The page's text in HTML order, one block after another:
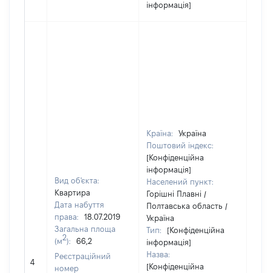
інформація]
4
Вид об'єкта:
Квартира
Дата набуття
права:
18.07.2019
Загальна площа
(м2):
66,2
Реєстраційний
номер
Країна:
Україна
Поштовий індекс:
[Конфіденційна
інформація]
Населений пункт:
Горішні Плавні /
Полтавська область /
Україна
Тип:
[Конфіденційна
інформація]
Назва:
[Конфіденційна